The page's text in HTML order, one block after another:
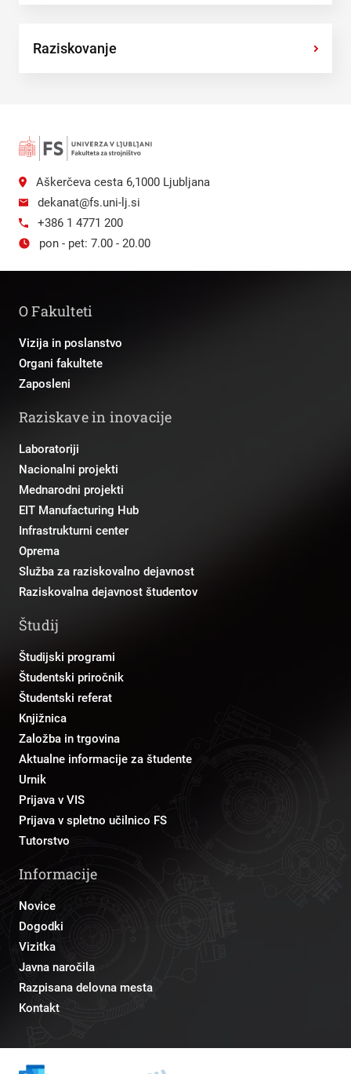
Raziskovanje ›
Aškerčeva cesta 6,1000 Ljubljana
dekanat@fs.uni-lj.si
+386 1 4771 200
pon - pet: 7.00 - 20.00
O Fakulteti
Vizija in poslanstvo
Organi fakultete
Zaposleni
Raziskave in inovacije
Laboratoriji
Nacionalni projekti
Mednarodni projekti
EIT Manufacturing Hub
Infrastrukturni center
Oprema
Služba za raziskovalno dejavnost
Raziskovalna dejavnost študentov
Študij
Študijski programi
Študentski priročnik
Študentski referat
Knjižnica
Založba in trgovina
Aktualne informacije za študente
Urnik
Prijava v VIS
Prijava v spletno učilnico FS
Tutorstvo
Informacije
Novice
Dogodki
Vizitka
Javna naročila
Razpisana delovna mesta
Kontakt